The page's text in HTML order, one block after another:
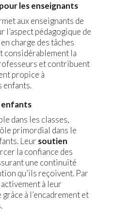
les enseignants
aux enseignants de
l’aspect pédagogique de
charge des tâches
considérablement la
et contribuent
propice à
enfants.
enfants
dans les classes,
primordial dans le
Leur soutien
la confiance des
une continuité
qu’ils reçoivent. Par
à leur
à l’encadrement et